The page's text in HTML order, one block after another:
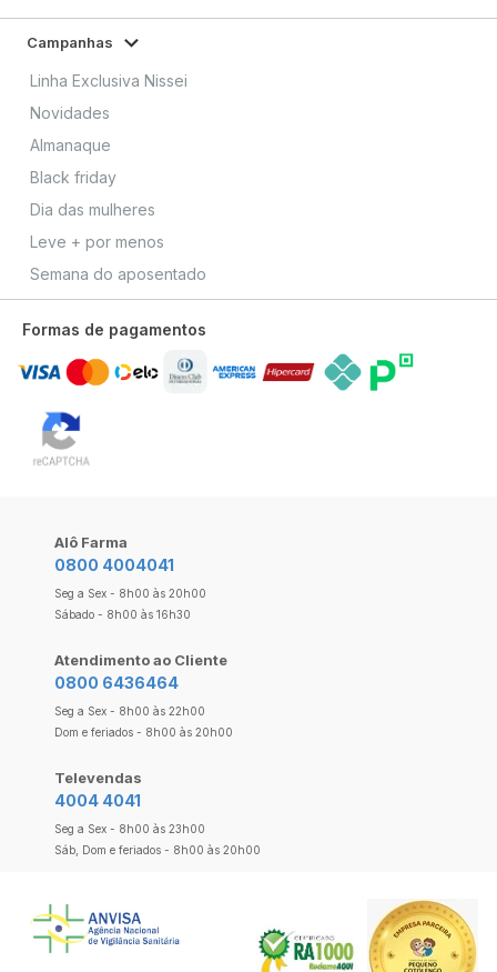
Campanhas
Linha Exclusiva Nissei
Novidades
Almanaque
Black friday
Dia das mulheres
Leve + por menos
Semana do aposentado
Formas de pagamentos
Alô Farma
0800 4004041
Seg a Sex - 8h00 às 20h00
Sábado - 8h00 às 16h30
Atendimento ao Cliente
0800 6436464
Seg a Sex - 8h00 às 22h00
Dom e feriados - 8h00 às 20h00
Televendas
4004 4041
Seg a Sex - 8h00 às 23h00
Sáb, Dom e feriados - 8h00 às 20h00